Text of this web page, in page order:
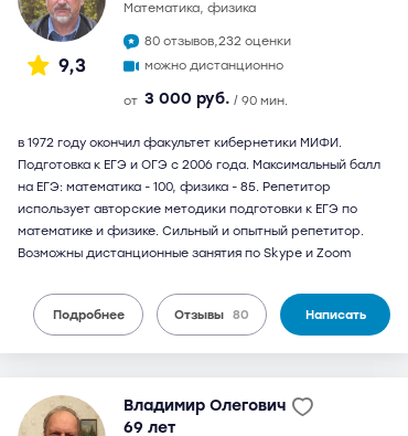
9,3
математика, физика
80 отзывов,232 оценки
можно дистанционно
от 3 000 руб. / 90 мин.
в 1972 году окончил факультет кибернетики МИФИ.
Подготовка к ЕГЭ и ОГЭ с 2006 года. Максимальный балл
на ЕГЭ: математика - 100, физика - 85. Репетитор
использует авторские методики подготовки к ЕГЭ по
математике и физике. Сильный и опытный репетитор.
Возможны дистанционные занятия по Skype и Zoom
Подробнее Отзывы 80 Написать
Владимир Олегович
69 лет